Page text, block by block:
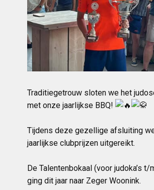
Traditiegetrouw sloten we het
met onze jaarlijkse BBQ!
Tijdens deze gezellige afsluiting
jaarlijkse clubprijzen uitgereikt.
De Talentenbokaal (voor judoka’s t/
ging dit jaar naar Zeger Woonink.